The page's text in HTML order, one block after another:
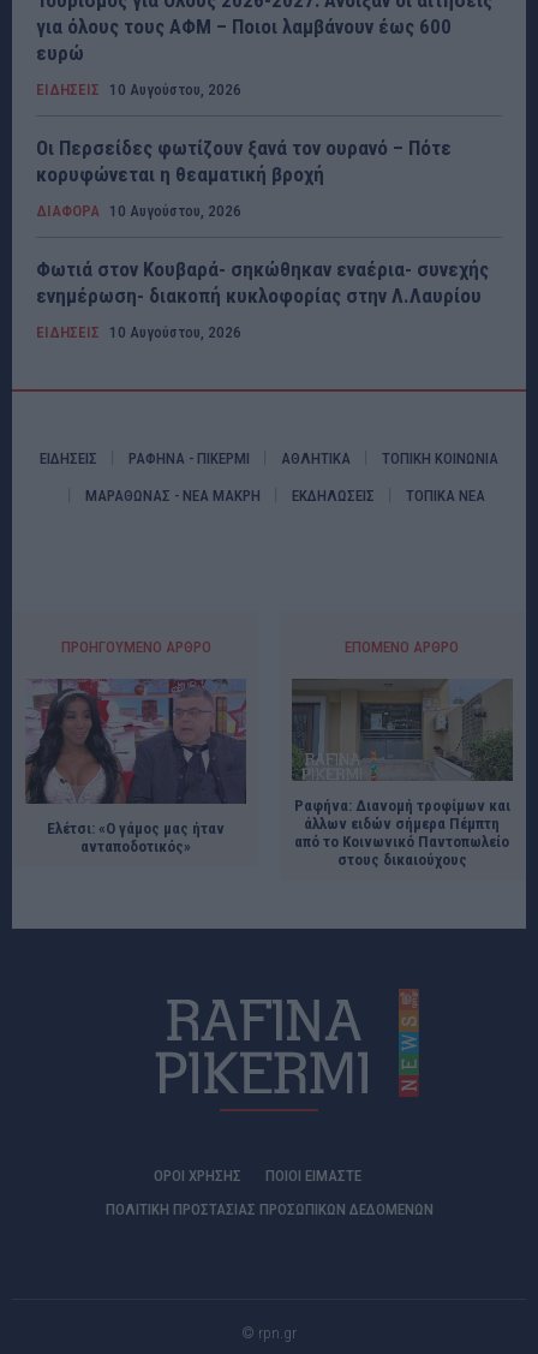
για όλους τους ΑΦΜ – Ποιοι λαμβάνουν έως 600
ευρώ
ΕΙΔΗΣΕΙΣ 10 Αυγούστου, 2026
Οι Περσείδες φωτίζουν ξανά τον ουρανό – Πότε
κορυφώνεται η θεαματική βροχή
ΔΙΑΦΟΡΑ 10 Αυγούστου, 2026
Φωτιά στον Κουβαρά- σηκώθηκαν εναέρια- συνεχής
ενημέρωση- διακοπή κυκλοφορίας στην Λ.Λαυρίου
ΕΙΔΗΣΕΙΣ 10 Αυγούστου, 2026
ΕΙΔΗΣΕΙΣ ΡΑΦΗΝΑ - ΠΙΚΕΡΜΙ ΑΘΛΗΤΙΚΑ ΤΟΠΙΚΗ ΚΟΙΝΩΝΙΑ
ΜΑΡΑΘΩΝΑΣ - ΝΕΑ ΜΑΚΡΗ ΕΚΔΗΛΩΣΕΙΣ ΤΟΠΙΚΑ ΝΕΑ
ΠΡΟΗΓΟΎΜΕΝΟ ΆΡΘΡΟ
Ελέτσι: «Ο γάμος μας ήταν
ανταποδοτικός»
ΕΠΌΜΕΝΟ ΆΡΘΡΟ
Ραφήνα: Διανομή τροφίμων και
άλλων ειδών σήμερα Πέμπτη
από το Κοινωνικό Παντοπωλείο
στους δικαιούχους
ΟΡΟΙ ΧΡΗΣΗΣ
ΠΟΙΟΊ ΕΊΜΑΣΤΕ
ΠΟΛΙΤΙΚΗ ΠΡΟΣΤΑΣΙΑΣ ΠΡΟΣΩΠΙΚΩΝ ΔΕΔΟΜΕΝΩΝ
© rpn.gr